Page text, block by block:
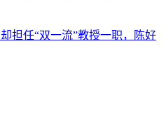
担任“双一流”教授一职，陈好